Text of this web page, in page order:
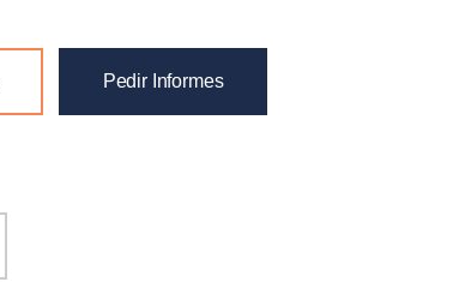
Pedir Informes